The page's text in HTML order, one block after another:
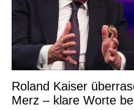
Roland Kaiser
Merz – klare Worte